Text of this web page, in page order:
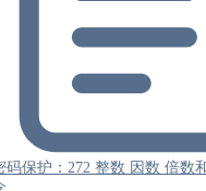
码保护：272 整数 因数 倍数